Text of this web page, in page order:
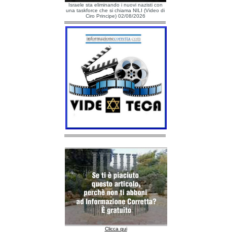
Israele sta eliminando i nuovi nazisti con
una taskforce che si chiama NILI (Video di
Ciro Principe) 02/08/2026
Clicca qui